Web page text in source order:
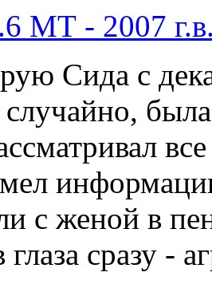
МТ - 2007
Сида с
с женой в
глаза сразу -